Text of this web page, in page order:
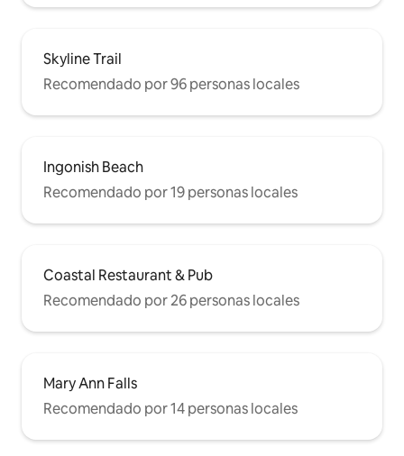
Skyline Trail
Recomendado por 96 personas locales
Ingonish Beach
Recomendado por 19 personas locales
Coastal Restaurant & Pub
Recomendado por 26 personas locales
Mary Ann Falls
Recomendado por 14 personas locales